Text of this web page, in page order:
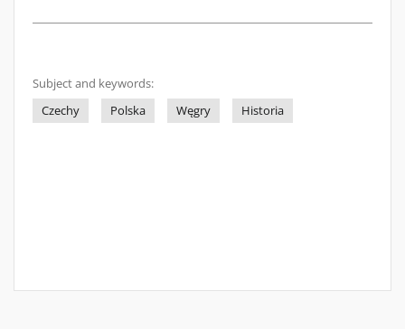
Subject and keywords:
Czechy
Polska Węgry Historia